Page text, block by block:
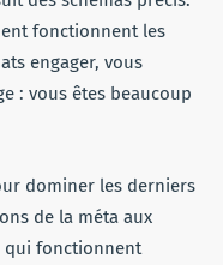
fonctionnent les
engager, vous
: vous êtes beaucoup
dominer les derniers
de la méta aux
qui fonctionnent